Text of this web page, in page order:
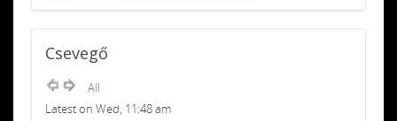
Csevegő
All
Latest on Wed, 11:48 am